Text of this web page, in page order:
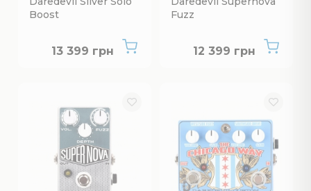
Boost
13 399 грн
Немає в наявності
Fuzz
12 399 грн
Немає в